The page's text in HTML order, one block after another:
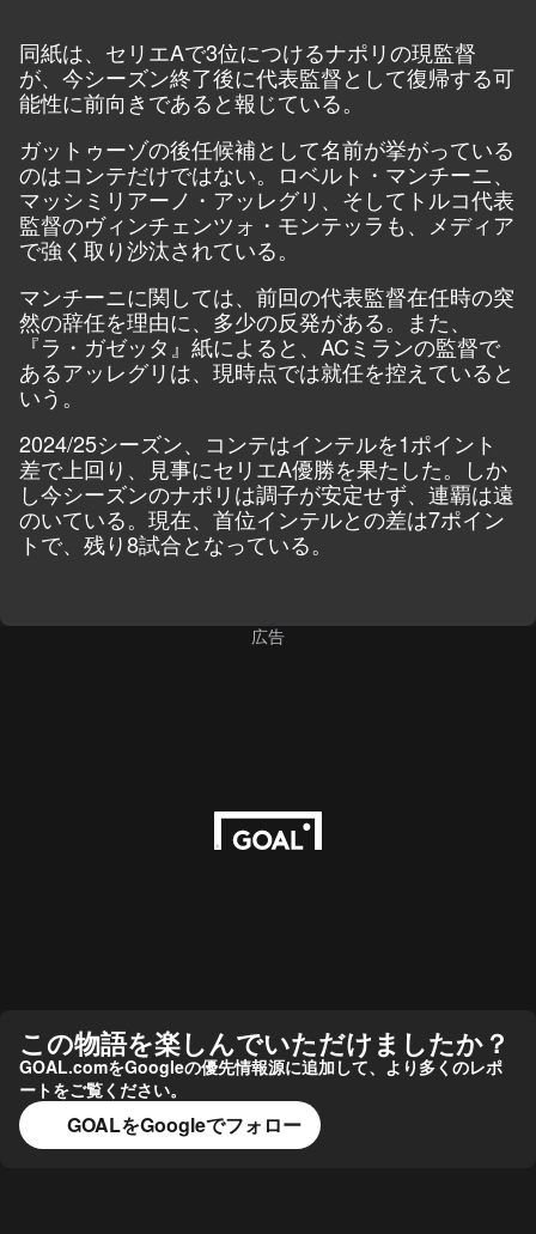
同紙は、セリエAで3位につけるナポリの現監督
が、今シーズン終了後に代表監督として復帰する可
能性に前向きであると報じている。
ガットゥーゾの後任候補として名前が挙がっている
のはコンテだけではない。ロベルト・マンチーニ、
マッシミリアーノ・アッレグリ、そしてトルコ代表
監督のヴィンチェンツォ・モンテッラも、メディア
で強く取り沙汰されている。
マンチーニに関しては、前回の代表監督在任時の突
然の辞任を理由に、多少の反発がある。また、
『ラ・ガゼッタ』紙によると、ACミランの監督で
あるアッレグリは、現時点では就任を控えていると
いう。
2024/25シーズン、コンテはインテルを1ポイント
差で上回り、見事にセリエA優勝を果たした。しか
し今シーズンのナポリは調子が安定せず、連覇は遠
のいている。現在、首位インテルとの差は7ポイン
トで、残り8試合となっている。
広告
この物語を楽しんでいただけましたか？
GOAL.comをGoogleの優先情報源に追加して、より多くのレポ
ートをご覧ください。
GOALをGoogleでフォロー